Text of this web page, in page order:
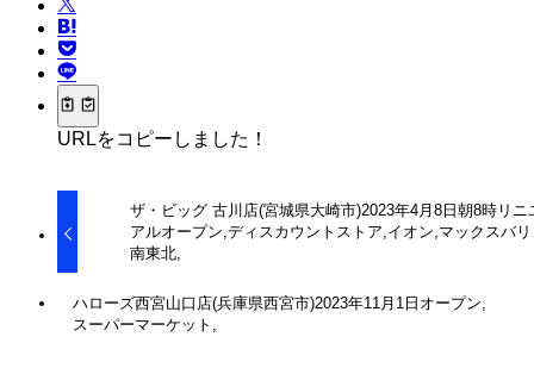
URLをコピーしました！
ザ・ビッグ 古川店(宮城県大崎市)2023年4月8日朝8時
ユーアルオープン,ディスカウントストア,イオン,マッ
スバリュ南東北,
ハローズ西宮山口店(兵庫県西宮市)2023年11月1日オープ
ン,スーパーマーケット,